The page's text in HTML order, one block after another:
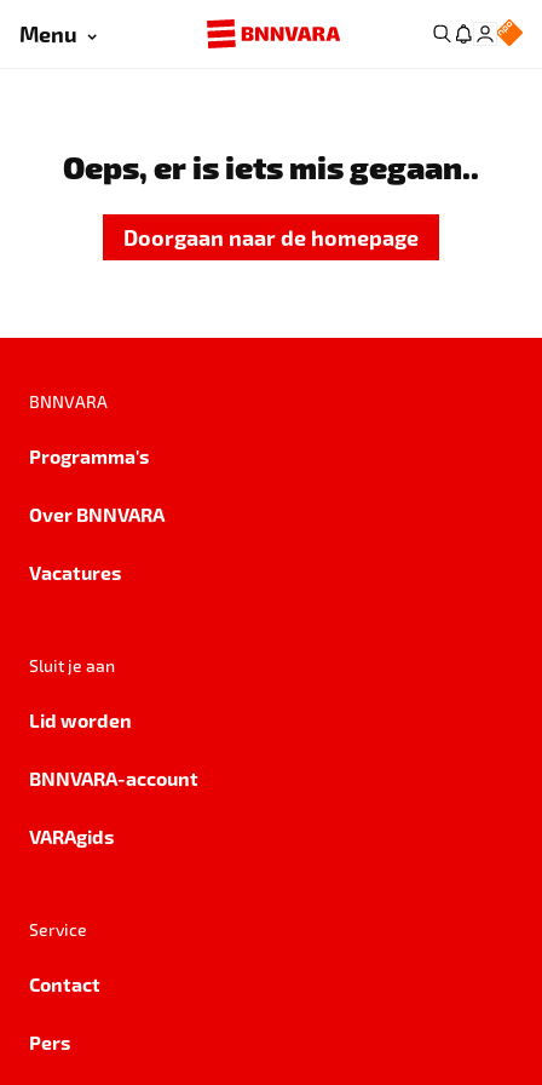
Menu
Oeps, er is iets mis gegaan..
Doorgaan naar de homepage
BNNVARA
Programma's
Over BNNVARA
Vacatures
Sluit je aan
Lid worden
BNNVARA-account
VARAgids
Service
Contact
Pers